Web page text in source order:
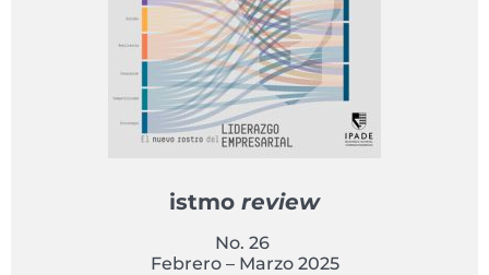
istmo review
No. 26
Febrero – Marzo 2025